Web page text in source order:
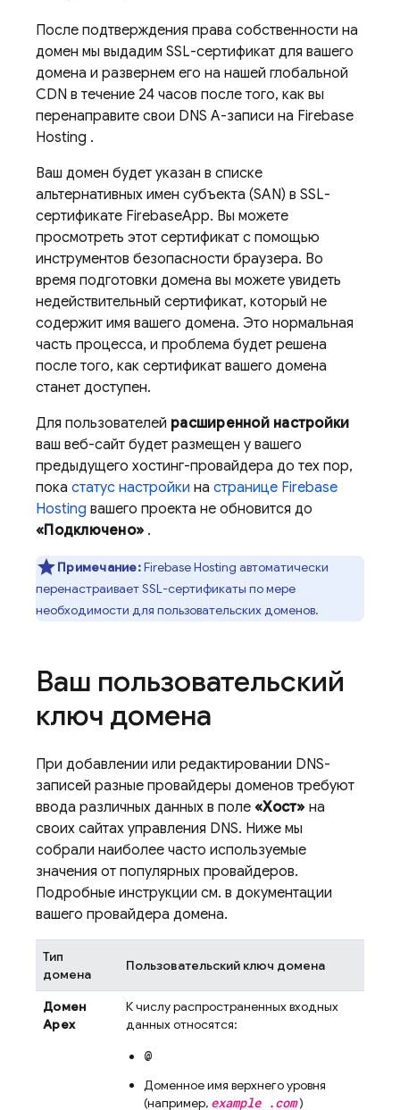
После подтверждения права собственности на
домен мы выдадим SSL-сертификат для вашего
домена и развернем его на нашей глобальной
CDN в течение 24 часов после того, как вы
перенаправите свои DNS A-записи на Firebase
Hosting .
Ваш домен будет указан в списке
альтернативных имен субъекта (SAN) в SSL-
сертификате FirebaseApp. Вы можете
просмотреть этот сертификат с помощью
инструментов безопасности браузера. Во
время подготовки домена вы можете увидеть
недействительный сертификат, который не
содержит имя вашего домена. Это нормальная
часть процесса, и проблема будет решена
после того, как сертификат вашего домена
станет доступен.
Для пользователей расширенной настройки
ваш веб-сайт будет размещен у вашего
предыдущего хостинг-провайдера до тех пор,
пока статус настройки на странице Firebase
Hosting вашего проекта не обновится до
«Подключено» .
Примечание:Firebase Hosting автоматически
перенастраивает SSL-сертификаты по мере
необходимости для пользовательских доменов.
Ваш пользовательский
ключ домена
При добавлении или редактировании DNS-
записей разные провайдеры доменов требуют
ввода различных данных в поле «Хост» на
своих сайтах управления DNS. Ниже мы
собрали наиболее часто используемые
значения от популярных провайдеров.
Подробные инструкции см. в документации
вашего провайдера домена.
Тип
домена
Пользовательский ключ домена
Домен
Apex
К числу распространенных входных
данных относятся:
@
Доменное имя верхнего уровня
(например, example .com)